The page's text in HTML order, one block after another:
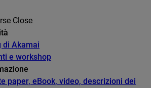
Close
di Akamai
e workshop
paper, eBook, video, descrizioni dei